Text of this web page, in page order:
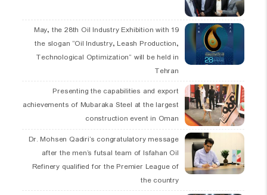
19 May, the 28th Oil Industry Exhibition with
the slogan “Oil Industry, Leash Production,
Technological Optimization” will be held in
Tehran
Presenting the capabilities and export
achievements of Mubaraka Steel at the largest
construction event in Oman
Dr. Mohsen Qadiri’s congratulatory message
after the men’s futsal team of Isfahan Oil
Refinery qualified for the Premier League of
the country